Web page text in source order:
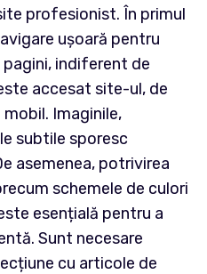
profesionist. În primul
ușoară pentru
indiferent de
accesat site-ul, de
Imaginile,
subtile sporesc
asemenea, potrivirea
schemele de culori
esențială pentru a
Sunt necesare
cu articole de